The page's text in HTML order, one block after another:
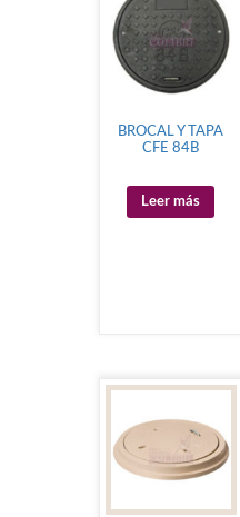
BROCAL Y TAPA
CFE 84B
Leer más